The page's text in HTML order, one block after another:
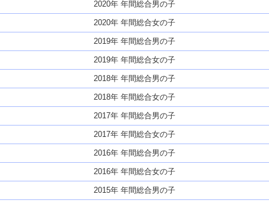
2020年 年間総合男の子
2020年 年間総合女の子
2019年 年間総合男の子
2019年 年間総合女の子
2018年 年間総合男の子
2018年 年間総合女の子
2017年 年間総合男の子
2017年 年間総合女の子
2016年 年間総合男の子
2016年 年間総合女の子
2015年 年間総合男の子